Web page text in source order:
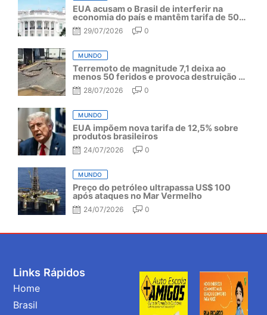
EUA acusam o Brasil de interferir na
economia do país e mantêm tarifa de 50%
por mais um ano
29/07/2026 0
MUNDO
Terremoto de magnitude 7,1 deixa ao
menos 50 feridos e provoca destruição no
Japão
28/07/2026 0
MUNDO
EUA impõem nova tarifa de 12,5% sobre
produtos brasileiros
24/07/2026 0
MUNDO
Preço do petróleo ultrapassa US$ 100
após ataques no Mar Vermelho
24/07/2026 0
Links Rápidos
Home
Brasil